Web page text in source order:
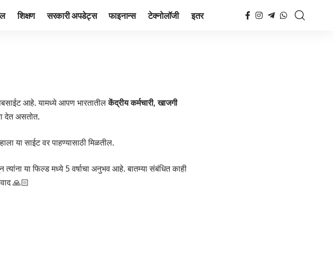
शिक्षण सरकारी अपडेट्स फाइनान्स टेक्नोलॉजी इतर
आहे. यामध्ये आपण भारतातीलकेंद्रीय कर्मचारी, खाजगी
देत असतोत.
या साईट वर पाहण्यासाठी मिळतील.
या फिल्ड मध्ये 5 वर्षाचा अनुभव आहे. बातम्या संबंधित काही
🙏🏻